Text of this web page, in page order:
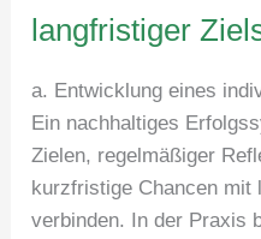
langfristiger
a. Entwicklung eines
Ein nachhaltiges
Zielen, regelmäßiger
kurzfristige Chancen mit
verbinden. In der Praxis